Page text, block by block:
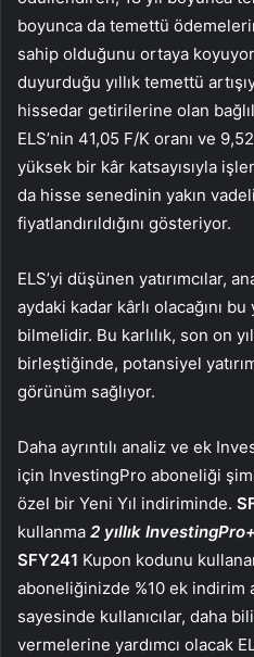
boyunca da temettü
sahip olduğunu ortaya
duyurduğu yıllık temettü
hissedar getirilerine olan
ELS’nin 41,05 F/K oranı ve
yüksek bir kâr katsayısıyla
da hisse senedinin yakın
fiyatlandırıldığını gösteriyor.
ELS’yi düşünen yatırımcılar,
aydaki kadar kârlı olacağını
bilmelidir. Bu karlılık, son on
birleştiğinde, potansiyel
görünüm sağlıyor.
Daha ayrıntılı analiz ve ek
için InvestingPro aboneliği
özel bir Yeni Yıl indiriminde.
kullanma 2 yıllık
SFY241 Kupon kodunu
aboneliğinizde %10 ek indirim
sayesinde kullanıcılar, daha
vermelerine yardımcı olacak